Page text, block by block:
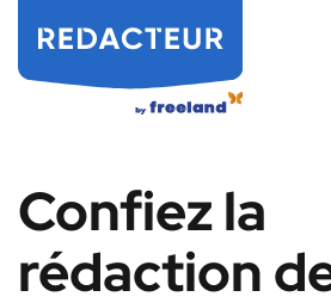
Confiez la
rédaction